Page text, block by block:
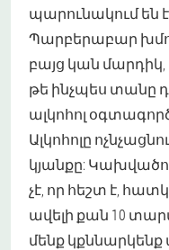
պարունակում են
Պարբերաբար
բայց կան
թե ինչպես տանը
ալկոհոլ
Ալկոհոլը
կյանքը:
չէ, որ հեշտ է,
ավելի քան 10
մենք կքննարկենք